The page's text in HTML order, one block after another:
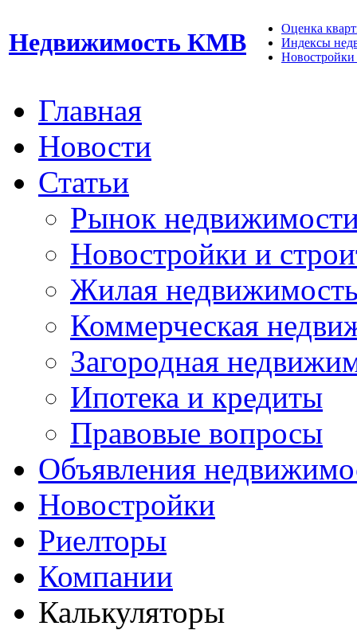
Недвижимость КМВ
Оценка
Индексы
Новостройки
Главная
Новости
Статьи
Рынок
Новостройки и
Жилая
Коммерческая
Загородная
Ипотека и кредиты
Правовые вопросы
Объявления
Новостройки
Риелторы
Компании
Калькуляторы